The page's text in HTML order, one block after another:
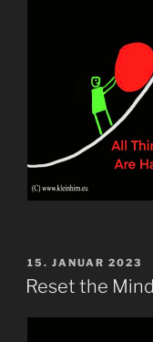
VERÖFFENTLICHT
AM
15. JANUAR 2023
Reset the